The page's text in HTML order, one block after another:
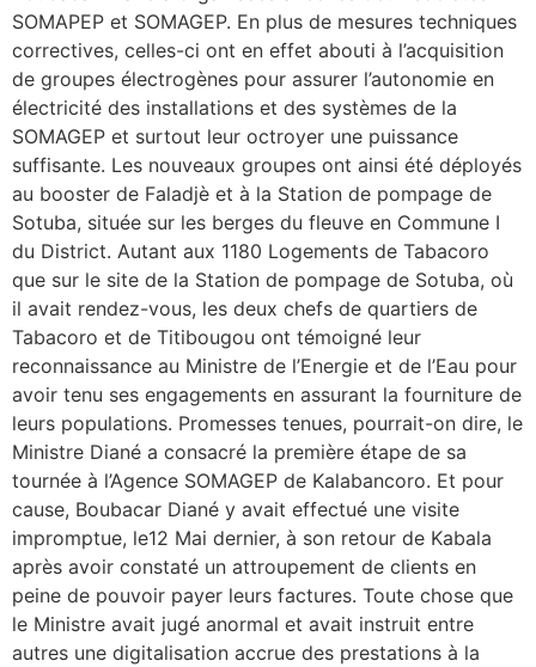
SOMAPEP et SOMAGEP. En plus de mesures techniques
correctives, celles-ci ont en effet abouti à l’acquisition
de groupes électrogènes pour assurer l’autonomie en
électricité des installations et des systèmes de la
SOMAGEP et surtout leur octroyer une puissance
suffisante. Les nouveaux groupes ont ainsi été déployés
au booster de Faladjè et à la Station de pompage de
Sotuba, située sur les berges du fleuve en Commune I
du District. Autant aux 1180 Logements de Tabacoro
que sur le site de la Station de pompage de Sotuba, où
il avait rendez-vous, les deux chefs de quartiers de
Tabacoro et de Titibougou ont témoigné leur
reconnaissance au Ministre de l’Energie et de l’Eau pour
avoir tenu ses engagements en assurant la fourniture de
leurs populations. Promesses tenues, pourrait-on dire, le
Ministre Diané a consacré la première étape de sa
tournée à l’Agence SOMAGEP de Kalabancoro. Et pour
cause, Boubacar Diané y avait effectué une visite
impromptue, le12 Mai dernier, à son retour de Kabala
après avoir constaté un attroupement de clients en
peine de pouvoir payer leurs factures. Toute chose que
le Ministre avait jugé anormal et avait instruit entre
autres une digitalisation accrue des prestations à la